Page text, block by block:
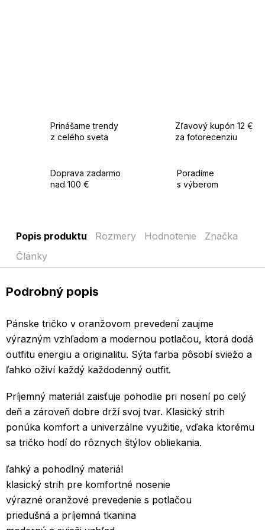
Prinášame trendy
z celého sveta
Zľavový kupón 12 €
za fotorecenziu
Doprava zadarmo
nad 100 €
Poradíme
s výberom
Popis produktu Rozmery Hodnotenie
Značka
Články
Podrobný popis
Pánske tričko v oranžovom prevedení zaujme
výrazným vzhľadom a modernou potlačou, ktorá dodá
outfitu energiu a originalitu. Sýta farba pôsobí sviežo a
ľahko oživí každý každodenný outfit.
Príjemný materiál zaisťuje pohodlie pri nosení po celý
deň a zároveň dobre drží svoj tvar. Klasický strih
ponúka komfort a univerzálne využitie, vďaka ktorému
sa tričko hodí do rôznych štýlov obliekania.
ľahký a pohodlný materiál
klasický strih pre komfortné nosenie
výrazné oranžové prevedenie s potlačou
priedušná a príjemná tkanina